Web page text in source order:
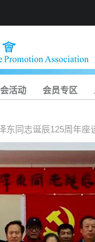
活动 会员专区
东同志诞辰125周年座